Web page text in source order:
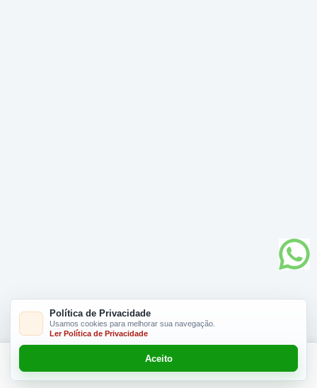
Adicionar R$ 7,00
Política de Privacidade
Usamos cookies para melhorar sua navegação.
Ler Política de Privacidade
Aceito